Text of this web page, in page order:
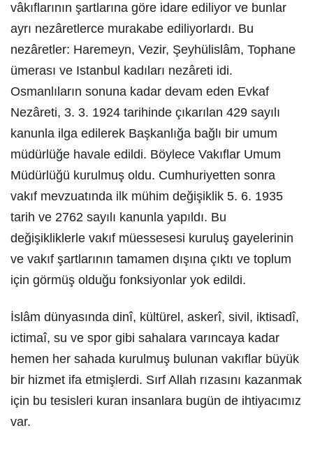
vâkıflarının şartlarına göre idare ediliyor ve bunlar
ayrı nezâretlerce murakabe ediliyorlardı. Bu
nezâretler: Haremeyn, Vezir, Şeyhülislâm, Tophane
ümerası ve Istanbul kadıları nezâreti idi.
Osmanlıların sonuna kadar devam eden Evkaf
Nezâreti, 3. 3. 1924 tarihinde çıkarılan 429 sayılı
kanunla ilga edilerek Başkanlığa bağlı bir umum
müdürlüğe havale edildi. Böylece Vakıflar Umum
Müdürlüğü kurulmuş oldu. Cumhuriyetten sonra
vakıf mevzuatında ilk mühim değişiklik 5. 6. 1935
tarih ve 2762 sayılı kanunla yapıldı. Bu
değişikliklerle vakıf müessesesi kuruluş gayelerinin
ve vakıf şartlarının tamamen dışına çıktı ve toplum
için görmüş olduğu fonksiyonlar yok edildi.
İslâm dünyasında dinî, kültürel, askerî, sivil, iktisadî,
ictimaî, su ve spor gibi sahalara varıncaya kadar
hemen her sahada kurulmuş bulunan vakıflar büyük
bir hizmet ifa etmişlerdi. Sırf Allah rızasını kazanmak
için bu tesisleri kuran insanlara bugün de ihtiyacımız
var.